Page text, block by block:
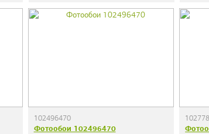
102496470
Фотообои 102496470